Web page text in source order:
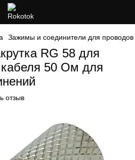
Зажимы и соединители для проводов
RG 58 для
кабеля 50 Ом для
отзыв